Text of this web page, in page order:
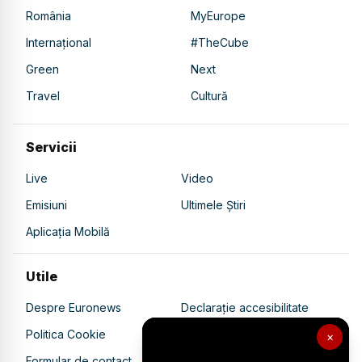
×
România
MyEurope
Internațional
#TheCube
Green
Next
Travel
Cultură
Servicii
Live
Video
Emisiuni
Ultimele Știri
Aplicația Mobilă
Utile
Despre Euronews
Declarație accesibilitate
Politica Cookie
Politica de confidențialitate